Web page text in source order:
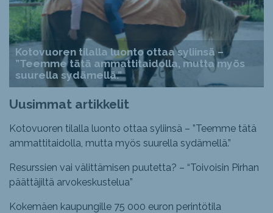
Kotovuoren tilalla luonto ottaa syliinsä –
”Teemme tätä ammattitaidolla, mutta myös
suurella sydämellä.”
Uusimmat artikkelit
Kotovuoren tilalla luonto ottaa syliinsä – ”Teemme tätä
ammattitaidolla, mutta myös suurella sydämellä.”
Resurssien vai välittämisen puutetta? – “Toivoisin Pirhan
päättäjiltä arvokeskustelua”
Kokemäen kaupungille 75 000 euron perintötila